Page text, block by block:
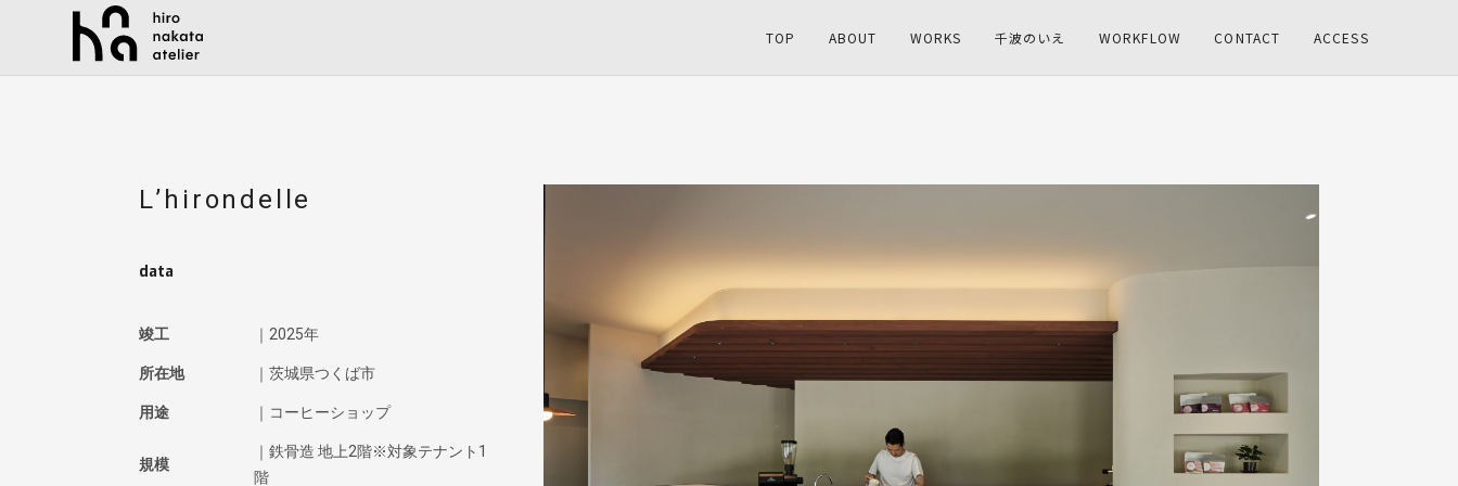
TOP ABOUT WORKS 千波のいえ WORKFLOW CONTACT ACCESS
L’hirondelle
data
竣工 ｜2025年
所在地 ｜茨城県つくば市
用途 ｜コーヒーショップ
規模
｜鉄骨造 地上2階※対象テナント1
階